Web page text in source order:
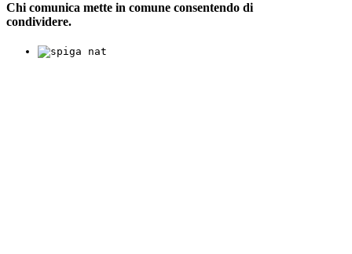
Chi comunica mette in comune consentendo di
condividere.